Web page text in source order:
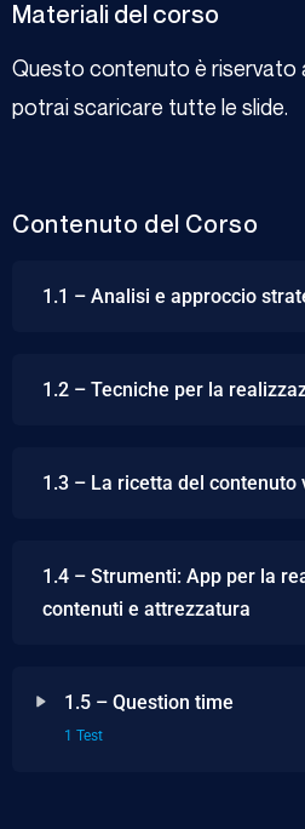
Materiali del corso
Questo contenuto è riservato
potrai scaricare tutte le slide.
Contenuto del Corso
1.1 – Analisi e approccio
1.2 – Tecniche per la
1.3 – La ricetta del contenuto
1.4 – Strumenti: App per la
contenuti e attrezzatura
1.5 – Question time
1 Test